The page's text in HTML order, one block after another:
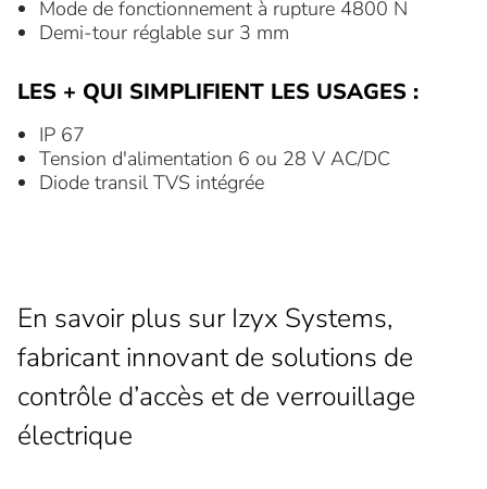
Mode de fonctionnement à rupture 4800 N
Demi-tour réglable sur 3 mm
LES + QUI SIMPLIFIENT LES USAGES :
IP 67
Tension d'alimentation 6 ou 28 V AC/DC
Diode transil TVS intégrée
En savoir plus sur Izyx Systems,
fabricant innovant de solutions de
contrôle d’accès et de verrouillage
électrique